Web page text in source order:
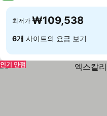
최저가 ₩109,538
6개 사이트의 요금 보기
인기 만점